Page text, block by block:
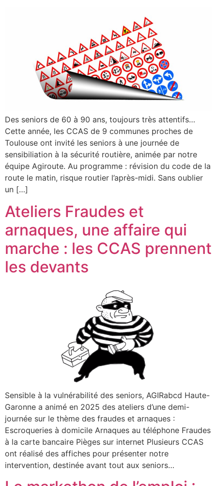
Des seniors de 60 à 90 ans, toujours très attentifs…
Cette année, les CCAS de 9 communes proches de
Toulouse ont invité les seniors à une journée de
sensibiliation à la sécurité routière, animée par notre
équipe Agiroute. Au programme : révision du code de la
route le matin, risque routier l’après-midi. Sans oublier
un […]
Ateliers Fraudes et
arnaques, une affaire qui
marche : les CCAS prennent
les devants
Sensible à la vulnérabilité des seniors, AGIRabcd Haute-
Garonne a animé en 2025 des ateliers d’une demi-
journée sur le thème des fraudes et arnaques :
Escroqueries à domicile Arnaques au téléphone Fraudes
à la carte bancaire Pièges sur internet Plusieurs CCAS
ont réalisé des affiches pour présenter notre
intervention, destinée avant tout aux seniors…